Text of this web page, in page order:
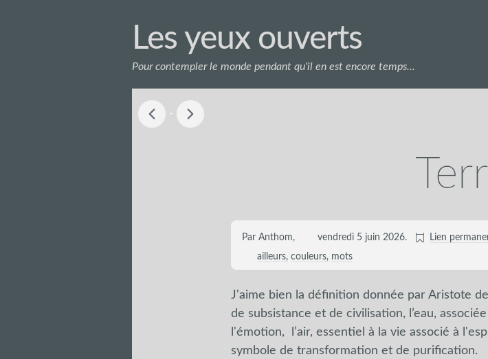
Les yeux ouverts
Pour contempler le monde pendant qu'il en est encore temps...
-
Par Anthom, vendredi 5 juin 2026. Lien
ailleurs couleurs mots
J'aime bien la définition donnée par Aristote
de subsistance et de civilisation, l’eau,
l'émotion, l’air, essentiel à la vie associé à
symbole de transformation et de purification.